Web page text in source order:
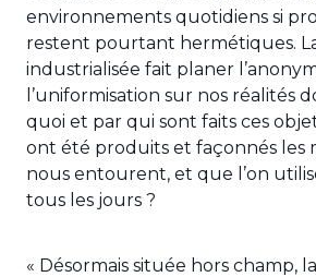
environnements quotidiens si
restent pourtant hermétiques.
industrialisée fait planer
l’uniformisation sur nos réalités
quoi et par qui sont faits ces
ont été produits et façonnés les
nous entourent, et que l’on
tous les jours ?
« Désormais située hors champ,